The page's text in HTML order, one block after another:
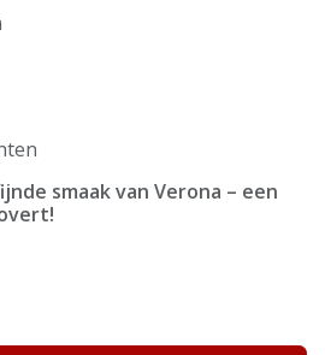
smaak van Verona – een